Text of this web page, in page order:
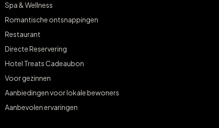
Spa & Wellness
Romantische ontsnappingen
Restaurant
Directe Reservering
Hotel Treats Cadeaubon
Voor gezinnen
Aanbiedingen voor lokale bewoners
Aanbevolen ervaringen